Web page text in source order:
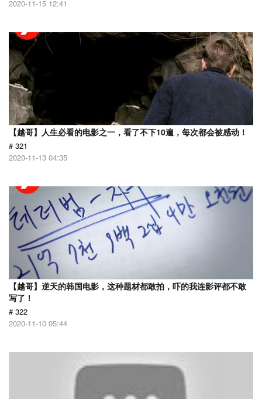
2020-11-15 12:41
【越哥】人生必看的电影之一，看了不下10遍，每次都会被感动！
# 321
2020-11-13 04:35
【越哥】逆天的韩国电影，这种题材都敢拍，吓的我连影评都不敢
写了！
# 322
2020-11-10 05:44